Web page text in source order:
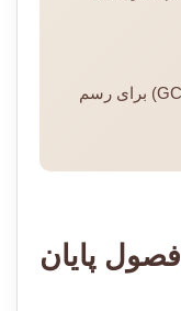
(مانند GCDkit) برای رسم
پایان